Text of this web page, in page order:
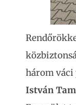
három
István